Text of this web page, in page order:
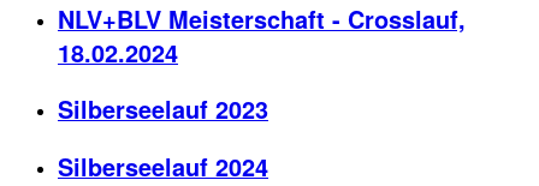
NLV+BLV Meisterschaft - Crosslauf,
18.02.2024
Silberseelauf 2023
Silberseelauf 2024